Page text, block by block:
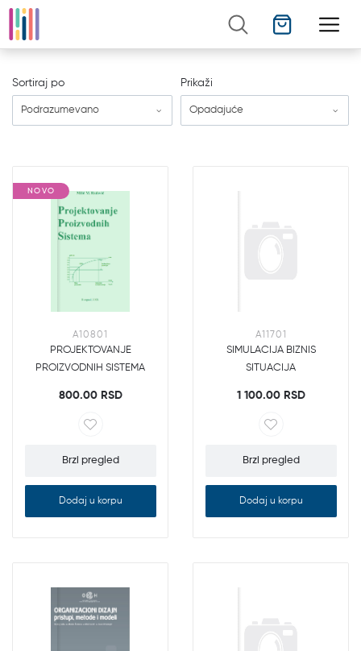
Sortiraj po
Podrazumevano
Prikaži
Opadajuće
NOVO
A10801
PROJEKTOVANJE
PROIZVODNIH SISTEMA
800.00 RSD
Brzi pregled
Dodaj u korpu
A11701
SIMULACIJA BIZNIS
SITUACIJA
1 100.00 RSD
Brzi pregled
Dodaj u korpu